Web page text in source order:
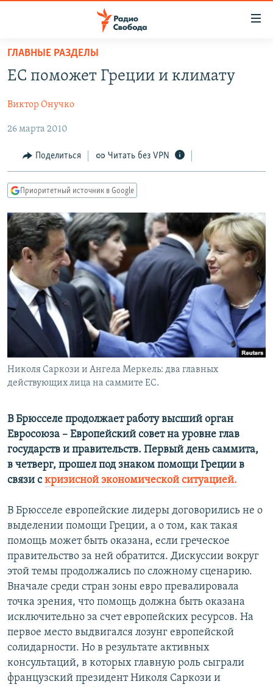
упрощенного
доступа
содержанию
Вернутся
главной
навигации
Вернутся
поиску
АВТОРСКИЕ ПРОЕКТЫ
ЦИТАТЫ СВОБОДЫ
МНЕНИЯ
КУЛЬТУРА
IDEL.РЕАЛИИ
КАВКАЗ.РЕАЛИИ
СЕВЕР.РЕАЛИИ
СИБИРЬ.РЕАЛИИ
РАСПИСАНИЕ ВЕЩАНИЯ
ПОДПИШИТЕСЬ НА РАССЫЛКУ
СОЦИАЛЬНЫЕ СЕТИ
Все сайты РСЕ/РС
ГЛАВНЫЕ РАЗДЕЛЫ
ЕС поможет Греции и климату
Виктор Онучко
26 марта 2010
Поделиться Читать без VPN
Приоритетный источник в Google
Николя Саркози и Ангела Меркель: два главных
действующих лица на саммите ЕС.
В Брюсселе продолжает работу высший орган
Евросоюза – Европейский совет на уровне глав
государств и правительств. Первый день саммита,
в четверг, прошел под знаком помощи Греции в
связи скризисной экономической ситуацией.
В Брюсселе европейские лидеры договорились не о
выделении помощи Греции, а о том, как такая
помощь может быть оказана, если греческое
правительство за ней обратится. Дискуссии вокруг
этой темы продолжались по сложному сценарию.
Вначале среди стран зоны евро превалировала
точка зрения, что помощь должна быть оказана
исключительно за счет европейских ресурсов. На
первое место выдвигался лозунг европейской
солидарности. Но в результате активных
консультаций, в которых главную роль сыграли
французский президент Николя Саркози и